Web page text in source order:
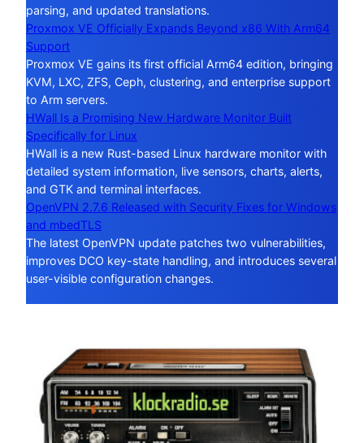
parsing, and updated translations.
Proxmox VE Officially Expands Beyond x86 With Arm64
Support
Proxmox VE gains its first official Arm64 edition, bringing
KVM, LXC, ZFS, Ceph, clustering, and enterprise support
to Arm servers.
HWall Is a Promising New Hardware Monitor Built
Specifically for Linux
HWall is a new Rust-based Linux hardware monitor with
detailed system information, live sensors, charts, alerts,
and GTK and terminal interfaces.
OpenVPN 2.7.6 Released with Security Fixes for Windows
and mbedTLS
The latest OpenVPN update patches two vulnerabilities,
improves DCO key-state handling, and introduces several
user-visible configuration changes.